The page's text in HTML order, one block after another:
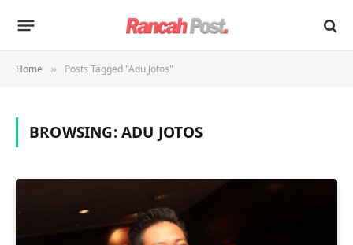
Home » Posts Tagged "Adu Jotos"
BROWSING:ADU JOTOS